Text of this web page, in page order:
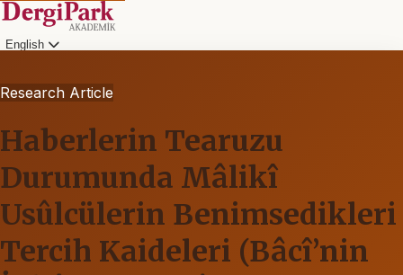
English
Research Article
Haberlerin Tearuzu
Durumunda Mâlikî
Usûlcülerin Benimsedikleri
Tercih Kaideleri (Bâcî’nin